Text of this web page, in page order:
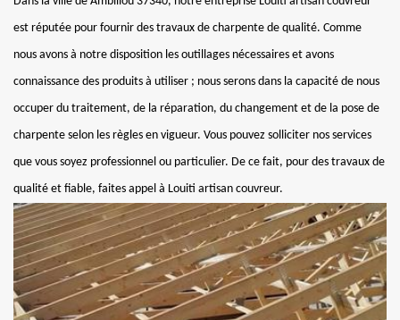
est réputée pour fournir des travaux de charpente de qualité. Comme
nous avons à notre disposition les outillages nécessaires et avons
connaissance des produits à utiliser ; nous serons dans la capacité de nous
occuper du traitement, de la réparation, du changement et de la pose de
charpente selon les règles en vigueur. Vous pouvez solliciter nos services
que vous soyez professionnel ou particulier. De ce fait, pour des travaux de
qualité et fiable, faites appel à Louiti artisan couvreur.